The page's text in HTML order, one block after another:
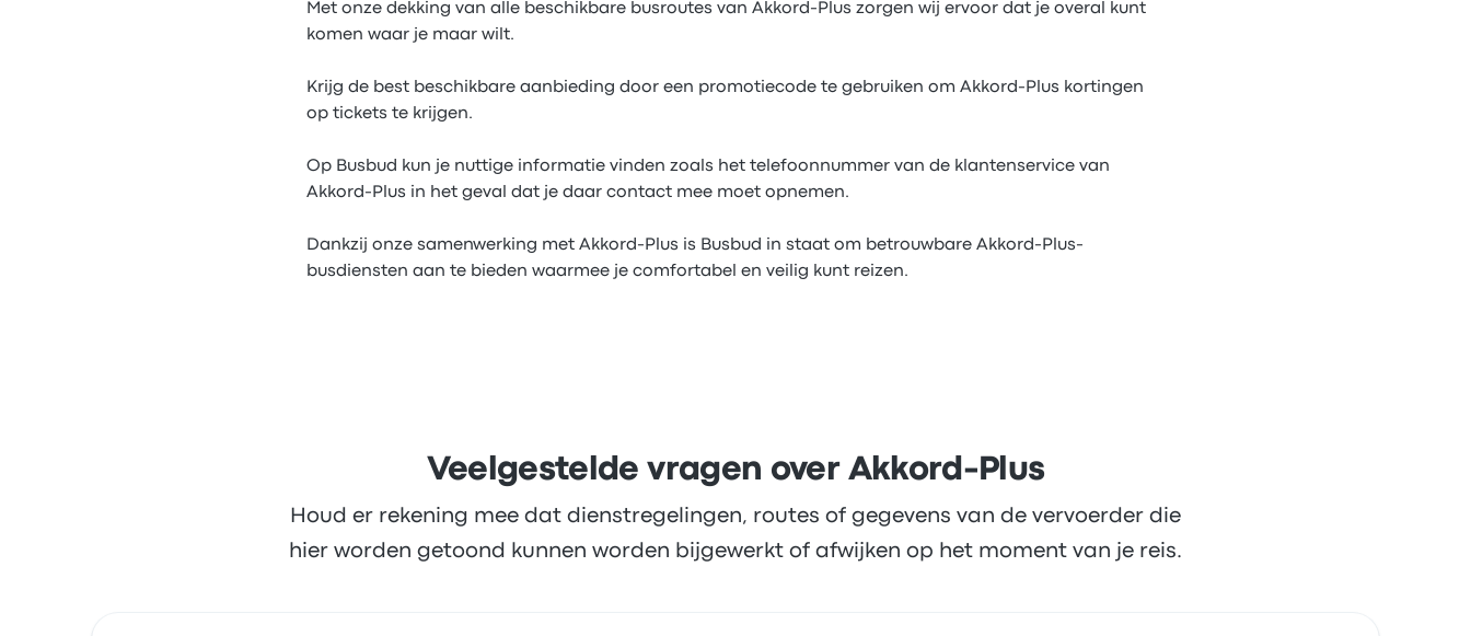
Met onze dekking van alle beschikbare busroutes van Akkord-Plus zorgen wij ervoor dat je overal kunt
komen waar je maar wilt.
Krijg de best beschikbare aanbieding door een promotiecode te gebruiken om Akkord-Plus kortingen
op tickets te krijgen.
Op Busbud kun je nuttige informatie vinden zoals het telefoonnummer van de klantenservice van
Akkord-Plus in het geval dat je daar contact mee moet opnemen.
Dankzij onze samenwerking met Akkord-Plus is Busbud in staat om betrouwbare Akkord-Plus-
busdiensten aan te bieden waarmee je comfortabel en veilig kunt reizen.
Veelgestelde vragen over Akkord-Plus
Houd er rekening mee dat dienstregelingen, routes of gegevens van de vervoerder die
hier worden getoond kunnen worden bijgewerkt of afwijken op het moment van je reis.